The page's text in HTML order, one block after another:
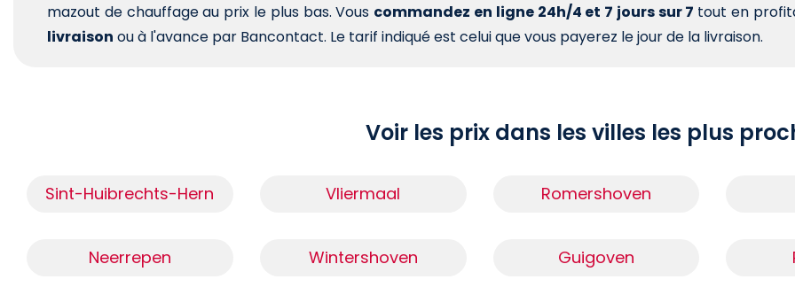
mazout de chauffage au prix le plus bas. Vous commandez en ligne 24h/4 et 7 jours sur 7 tout en
livraison ou à l'avance par Bancontact. Le tarif indiqué est celui que vous payerez le jour de la livraison.
Voir les prix dans les villes les plus
Sint-Huibrechts-Hern Vliermaal Romershoven
Neerrepen Wintershoven Guigoven